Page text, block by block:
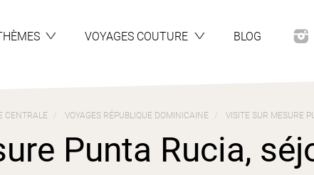
VOYAGES COUTURE BLOG
CENTRALE VOYAGES RÉPUBLIQUE DOMINICAINE VISITE SUR MESURE
Punta Rucia,